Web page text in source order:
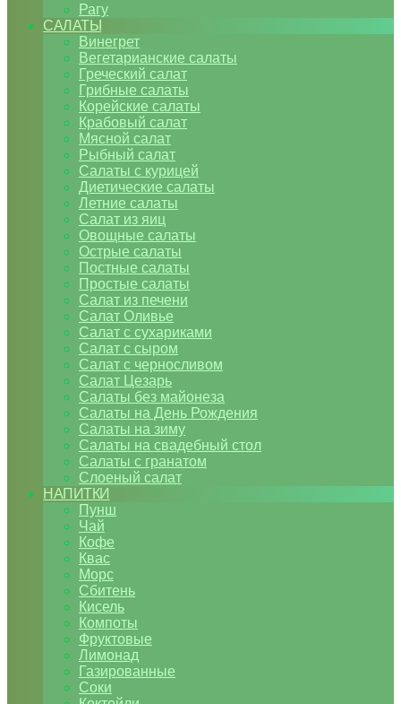
Рагу
САЛАТЫ
Винегрет
Вегетарианские салаты
Греческий салат
Грибные салаты
Корейские салаты
Крабовый салат
Мясной салат
Рыбный салат
Салаты с курицей
Диетические салаты
Летние салаты
Салат из яиц
Овощные салаты
Острые салаты
Постные салаты
Простые салаты
Салат из печени
Салат Оливье
Салат с сухариками
Салат с сыром
Салат с черносливом
Салат Цезарь
Салаты без майонеза
Салаты на День Рождения
Салаты на зиму
Салаты на свадебный стол
Салаты с гранатом
Слоеный салат
НАПИТКИ
Пунш
Чай
Кофе
Квас
Морс
Сбитень
Кисель
Компоты
Фруктовые
Лимонад
Газированные
Соки